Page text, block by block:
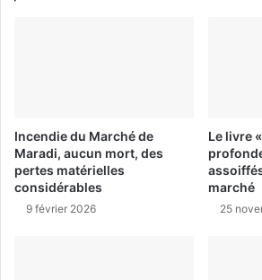
Incendie du Marché de
Maradi, aucun mort, des
pertes matérielles
considérables
9 février 2026
Le livre
marché
25